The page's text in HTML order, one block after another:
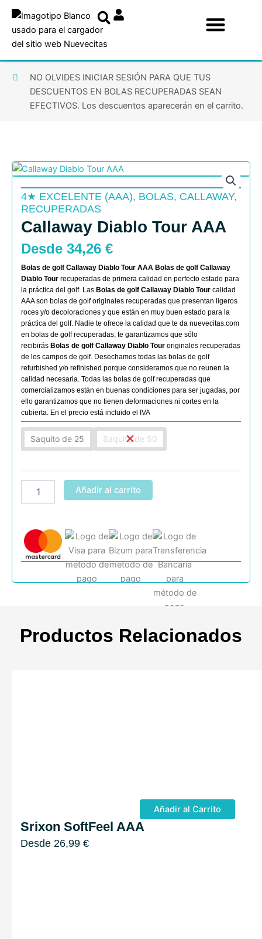
contenido
NO OLVIDES INICIAR SESIÓN PARA QUE TUS
DESCUENTOS EN BOLAS RECUPERADAS SEAN
EFECTIVOS. Los descuentos aparecerán en el carrito.
4★ EXCELENTE (AAA), BOLAS, CALLAWAY,
RECUPERADAS
Callaway Diablo Tour AAA
Desde 34,26 €
Bolas de golf Callaway Diablo Tour AAA Bolas de golf Callaway
Diablo Tour recuperadas de primera calidad en perfecto estado para
la práctica del golf. Las Bolas de golf Callaway Diablo Tour calidad
AAA son bolas de golf originales recuperadas que presentan ligeros
roces y/o decoloraciones y que están en muy buen estado para la
práctica del golf. Nadie te ofrece la calidad que te da nuevecitas.com
en bolas de golf recuperadas, te garantizamos que sólo
recibirás Bolas de golf Callaway Diablo Tour originales recuperadas
de los campos de golf. Desechamos todas las bolas de golf
refurbished y/o refinished porque consideramos que no reunen la
calidad necesaria. Todas las bolas de golf recuperadas que
comercializamos están en buenas condiciones para ser jugadas, por
ello garantizamos que no tienen deformaciones ni cortes en la
cubierta. En el precio está incluido el IVA
Saquito de 25 Saquito de 50
Callaway
Diablo
Tour
Añadir al carrito
Productos Relacionados
Añadir al Carrito
Srixon SoftFeel AAA
Desde 26,99 €